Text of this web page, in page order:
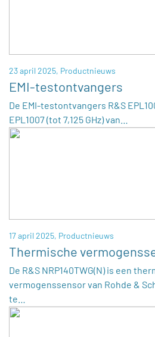
23 april 2025, Productnieuws
EMI-testontvangers
De EMI-testontvangers R&S
EPL1007 (tot 7,125 GHz) van…
17 april 2025, Productnieuws
Thermische
De R&S NRP140TWG(N) is een
vermogenssensor van Rohde &
te…